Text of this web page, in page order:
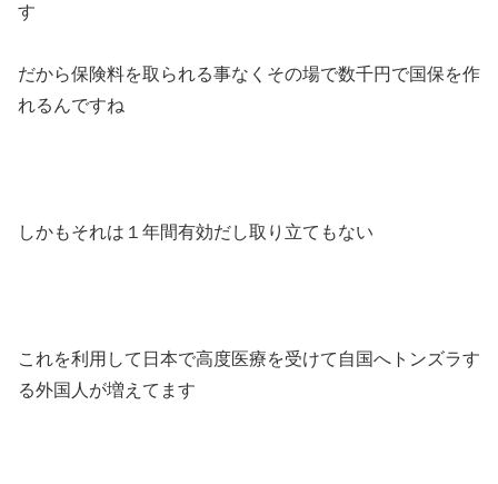
す
だから保険料を取られる事なくその場で数千円で国保を作
れるんですね
しかもそれは１年間有効だし取り立てもない
これを利用して日本で高度医療を受けて自国へトンズラす
る外国人が増えてます